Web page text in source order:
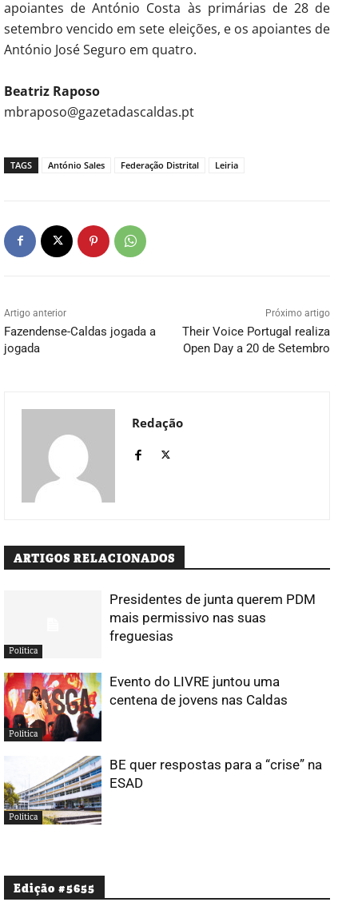
apoiantes de António Costa às primárias de 28 de
setembro vencido em sete eleições, e os apoiantes de
António José Seguro em quatro.
Beatriz Raposo
mbraposo@gazetadascaldas.pt
TAGS António Sales Federação Distrital Leiria
Artigo anterior
Fazendense-Caldas jogada a
jogada
Próximo artigo
Their Voice Portugal realiza
Open Day a 20 de Setembro
Redação
ARTIGOS RELACIONADOS
Política
Presidentes de junta querem PDM
mais permissivo nas suas
freguesias
Política
Evento do LIVRE juntou uma
centena de jovens nas Caldas
Política
BE quer respostas para a “crise” na
ESAD
Edição #5655